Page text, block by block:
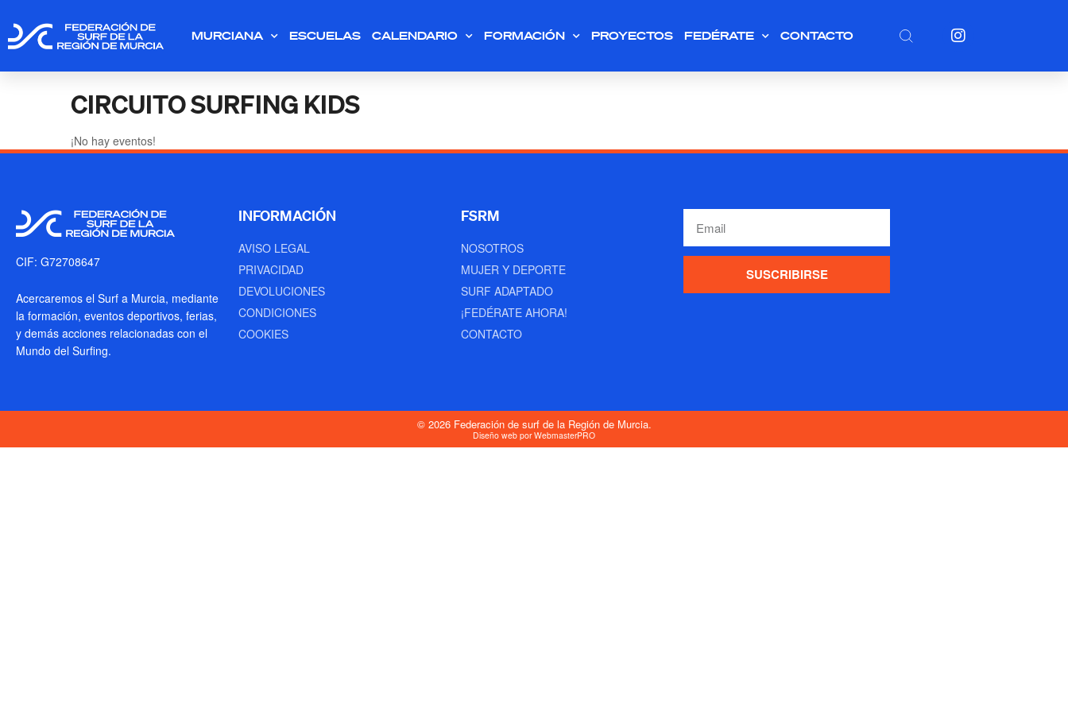
MURCIANA ESCUELAS CALENDARIO FORMACIÓN PROYECTOS FEDÉRATE CONTACTO
CIRCUITO SURFING KIDS
¡No hay eventos!
CIF: G72708647
Acercaremos el Surf a Murcia, mediante
la formación, eventos deportivos, ferias,
y demás acciones relacionadas con el
Mundo del Surfing.
INFORMACIÓN
AVISO LEGAL
PRIVACIDAD
DEVOLUCIONES
CONDICIONES
COOKIES
FSRM
NOSOTROS
MUJER Y DEPORTE
SURF ADAPTADO
¡FEDÉRATE AHORA!
CONTACTO
SUSCRIBIRSE
© 2026 Federación de surf de la Región de Murcia.
Diseño web porWebmasterPRO